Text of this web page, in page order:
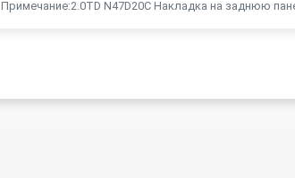
Примечание:2.0TD N47D20C Накладка на заднюю